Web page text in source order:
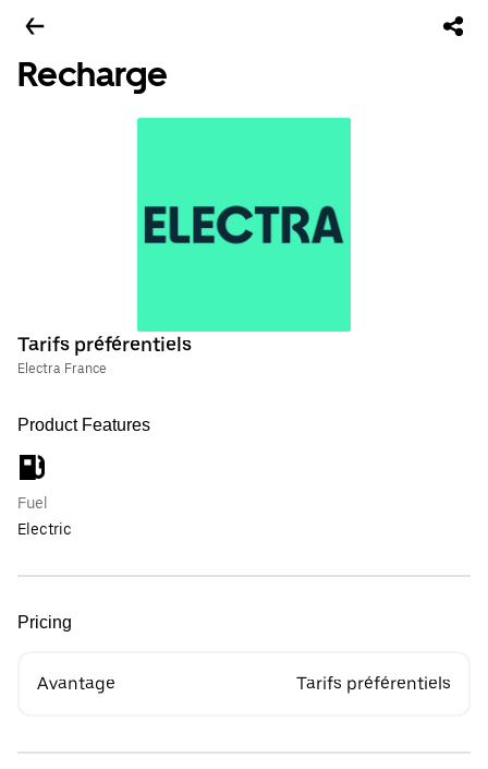
Recharge
Tarifs préférentiels
Electra France
Product Features
Fuel
Electric
Pricing
Avantage Tarifs préférentiels